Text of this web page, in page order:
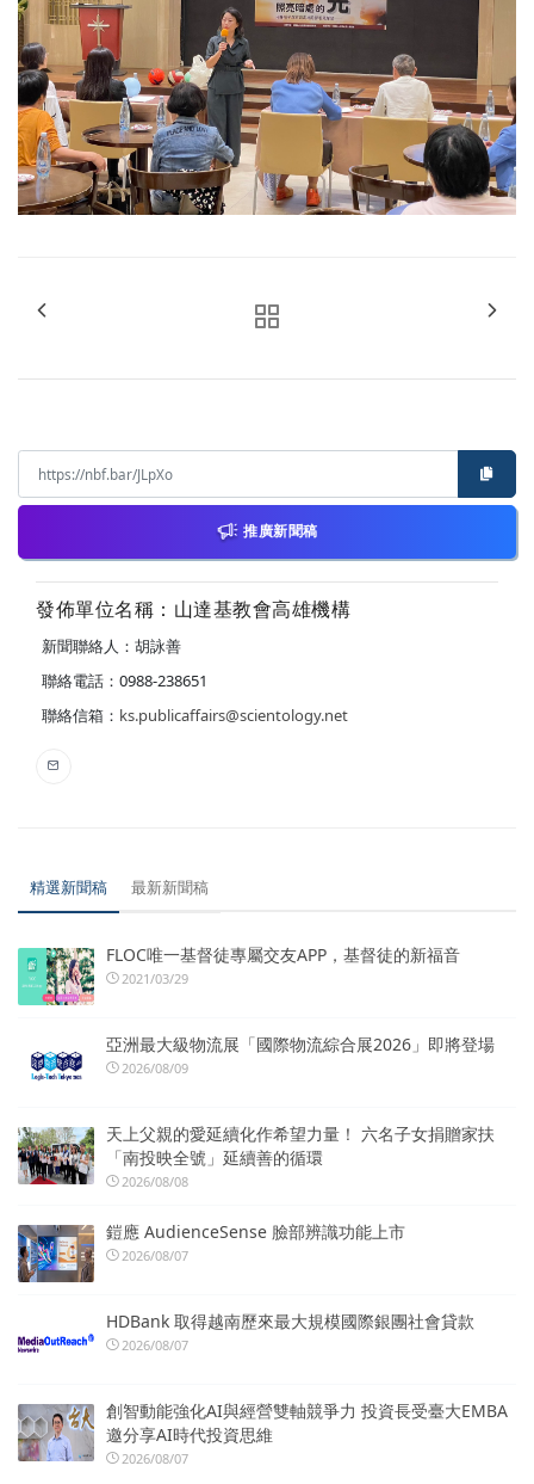
推廣新聞稿
發佈單位名稱：山達基教會高雄機構
新聞聯絡人：胡詠善
聯絡電話：0988-238651
聯絡信箱： ks.publicaffairs@scientology.net
精選新聞稿 最新新聞稿
FLOC唯一基督徒專屬交友APP，基督徒的新福音
2021/03/29
亞洲最大級物流展「國際物流綜合展2026」即將登場
2026/08/09
天上父親的愛延續化作希望力量！ 六名子女捐贈家扶
「南投映全號」延續善的循環
2026/08/08
鎧應 AudienceSense 臉部辨識功能上市
2026/08/07
HDBank 取得越南歷來最大規模國際銀團社會貸款
2026/08/07
創智動能強化AI與經營雙軸競爭力 投資長受臺大EMBA
邀分享AI時代投資思維
2026/08/07